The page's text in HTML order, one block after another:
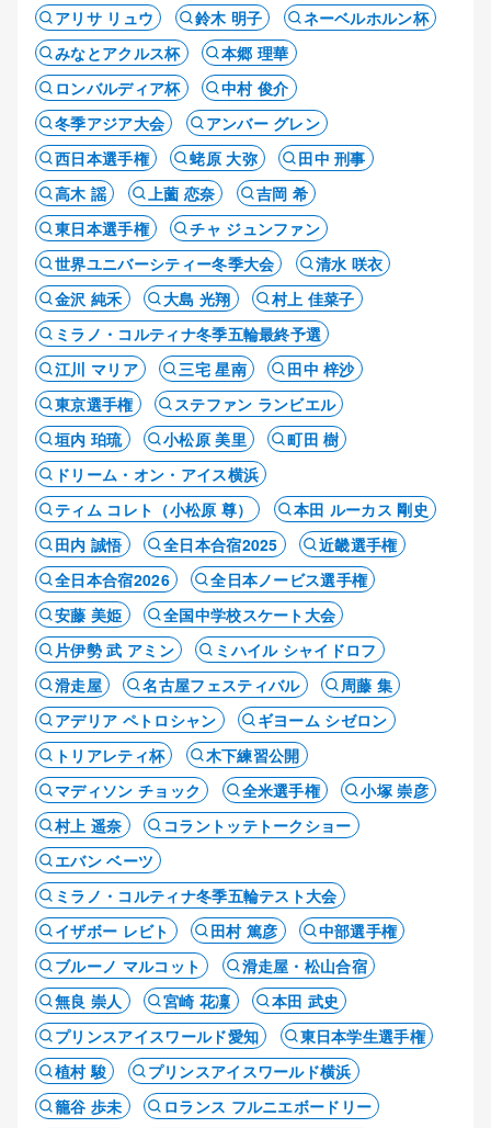
アリサ リュウ 鈴木 明子
ネーベルホルン杯
みなとアクルス杯
本郷 理華
ロンバルディア杯
中村 俊介
冬季アジア大会
アンバー グレン
西日本選手権
蛯原 大弥
田中 刑事
高木 謡
上薗 恋奈
吉岡 希
東日本選手権
チャ ジュンファン
世界ユニバーシティー冬季大会
清水 咲衣
金沢 純禾
大島 光翔
村上 佳菜子
ミラノ・コルティナ冬季五輪最終予選
江川 マリア
三宅 星南
田中 梓沙
東京選手権
ステファン ランビエル
垣内 珀琉
小松原 美里
町田 樹
ドリーム・オン・アイス横浜
ティム コレト（小松原 尊）
本田 ルーカス 剛史
田内 誠悟
全日本合宿2025
近畿選手権
全日本合宿2026
全日本ノービス選手権
安藤 美姫
全国中学校スケート大会
片伊勢 武 アミン
ミハイル シャイドロフ
滑走屋
名古屋フェスティバル
周藤 集
アデリア ペトロシャン
ギヨーム シゼロン
トリアレティ杯
木下練習公開
マディソン チョック
全米選手権
小塚 崇彦
村上 遥奈
コラントッテトークショー
エバン ベーツ
ミラノ・コルティナ冬季五輪テスト大会
イザボー レビト
田村 篤彦
中部選手権
ブルーノ マルコット
滑走屋・松山合宿
無良 崇人
宮崎 花凜
本田 武史
プリンスアイスワールド愛知
東日本学生選手権
植村 駿
プリンスアイスワールド横浜
籠谷 歩未
ロランス フルニエボードリー